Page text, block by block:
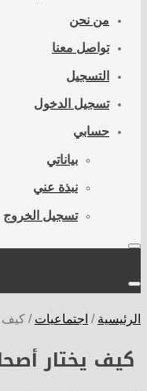
من نحن
تواصل معنا
التسجيل
تسجيل الدخول
حسابي
بياناتي
نبذة عني
تسجيل الخروج
الرئيسية / اجتماعيات / كيف
كيف يختار